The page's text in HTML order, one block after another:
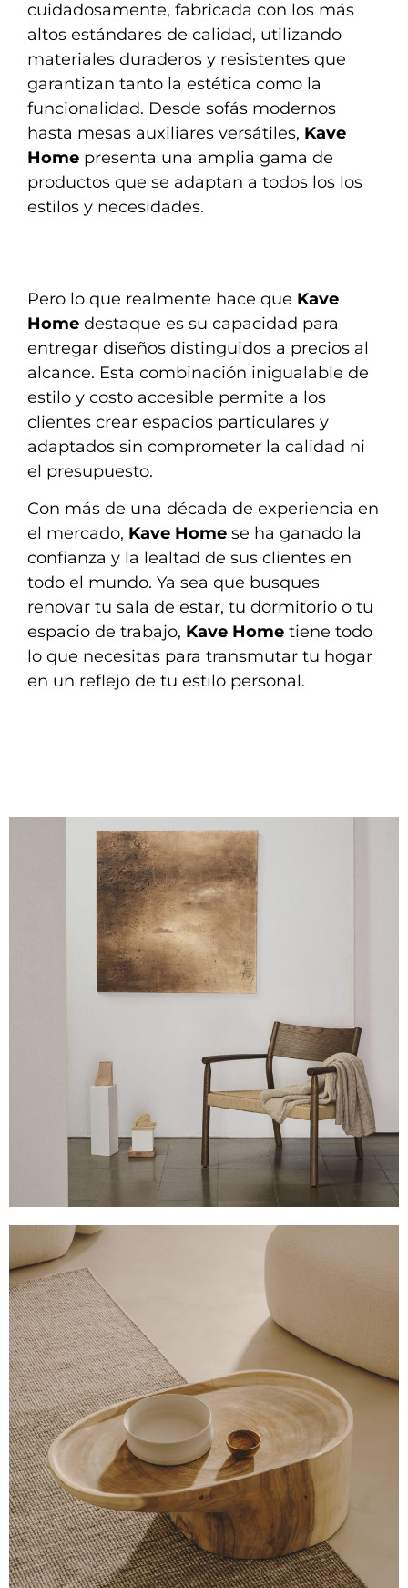
cuidadosamente, fabricada con los más
altos estándares de calidad, utilizando
materiales duraderos y resistentes que
garantizan tanto la estética como la
funcionalidad. Desde sofás modernos
hasta mesas auxiliares versátiles, Kave
Home presenta una amplia gama de
productos que se adaptan a todos los los
estilos y necesidades.
Pero lo que realmente hace que Kave
Home destaque es su capacidad para
entregar diseños distinguidos a precios al
alcance. Esta combinación inigualable de
estilo y costo accesible permite a los
clientes crear espacios particulares y
adaptados sin comprometer la calidad ni
el presupuesto.
Con más de una década de experiencia en
el mercado, Kave Home se ha ganado la
confianza y la lealtad de sus clientes en
todo el mundo. Ya sea que busques
renovar tu sala de estar, tu dormitorio o tu
espacio de trabajo, Kave Home tiene todo
lo que necesitas para transmutar tu hogar
en un reflejo de tu estilo personal.